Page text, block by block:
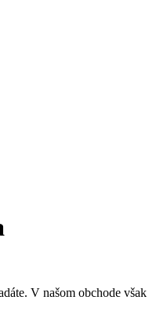
V našom obchode